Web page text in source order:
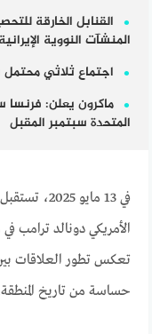
القنابل الخارقة
المنشآت النووية الإيرانية
اجتماع ثلاثي
ماكرون يعلن:
المتحدة سبتمبر المقبل
في 13 مايو
الأمريكي دونالد ترامب
تعكس تطور العلاقات بين
حساسة من تاريخ